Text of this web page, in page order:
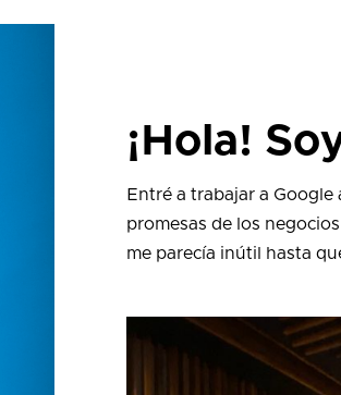
¡Hola!
Entré a trabajar a Google
promesas de los
me parecía inútil hasta